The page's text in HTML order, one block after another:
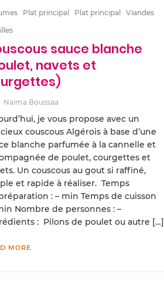
Plat principal Plat principal Viandes
sauce blanche
navets et
Naima Boussaa
je vous propose avec un
couscous Algérois à base d’une
blanche parfumée à la cannelle et
de poulet, courgettes et
Un couscous au gout si raffiné,
et rapide à réaliser. Temps
: – min Temps de cuisson
Nombre de personnes : –
: Pilons de poulet ou autre […]
MORE